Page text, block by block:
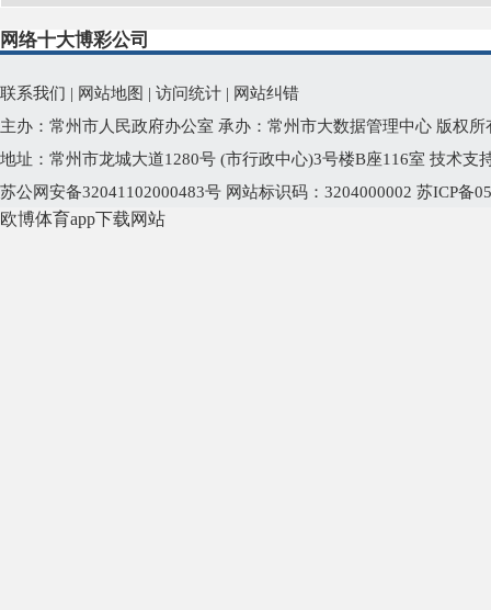
欧博体育app下载网站